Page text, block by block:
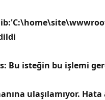
Bu isteğin bu işlemi
ulaşılamıyor. Hata